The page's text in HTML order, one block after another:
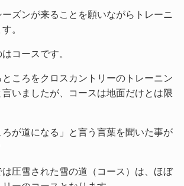
ズンが来ることを願いながらトレーニ
。
コースです。
ころをクロスカントリーのトレーニン
いましたが、コースは地面だけとは限
ろが道になる」と言う言葉を聞いた事が
圧雪された雪の道（コース）は、ほぼ